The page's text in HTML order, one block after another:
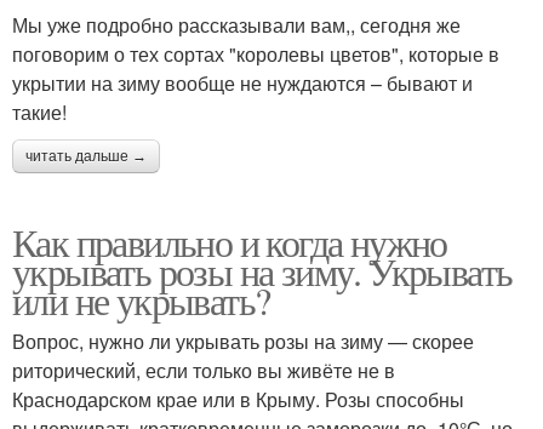
Мы уже подробно рассказывали вам,, сегодня же
поговорим о тех сортах "королевы цветов", которые в
укрытии на зиму вообще не нуждаются – бывают и
такие!
читать дальше →
Как правильно и когда нужно
укрывать розы на зиму. Укрывать
или не укрывать?
Вопрос, нужно ли укрывать розы на зиму — скорее
риторический, если только вы живёте не в
Краснодарском крае или в Крыму. Розы способны